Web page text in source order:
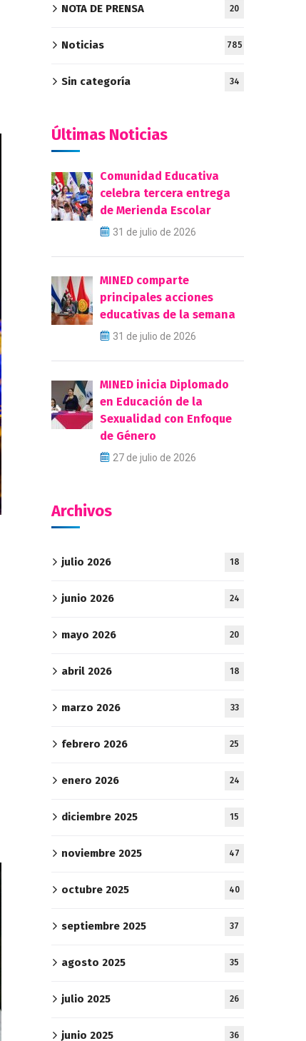
NOTA DE PRENSA 20
Noticias 785
Sin categoría 34
Últimas Noticias
Comunidad Educativa
celebra tercera entrega
de Merienda Escolar
31 de julio de 2026
MINED comparte
principales acciones
educativas de la semana
31 de julio de 2026
MINED inicia Diplomado
en Educación de la
Sexualidad con Enfoque
de Género
27 de julio de 2026
Archivos
julio 2026 18
junio 2026 24
mayo 2026 20
abril 2026 18
marzo 2026 33
febrero 2026 25
enero 2026 24
diciembre 2025 15
noviembre 2025 47
octubre 2025 40
septiembre 2025 37
agosto 2025 35
julio 2025 26
junio 2025 36